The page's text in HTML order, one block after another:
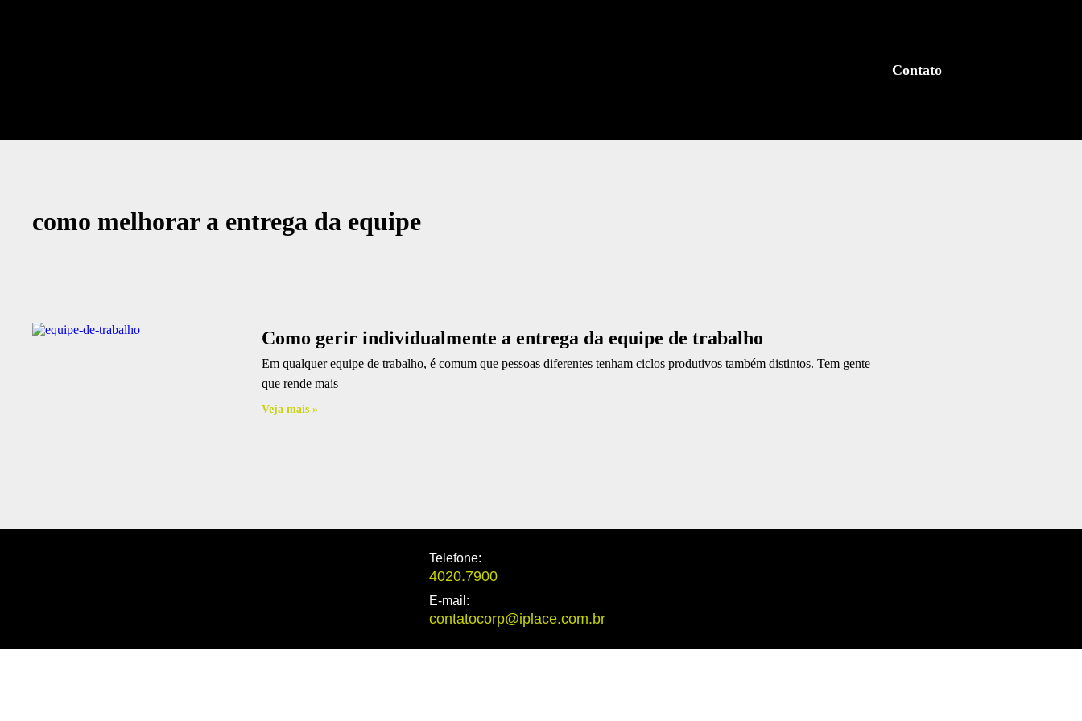
Contato
como melhorar a entrega da equipe
Como gerir individualmente a entrega da equipe de trabalho
Em qualquer equipe de trabalho, é comum que pessoas diferentes tenham ciclos produtivos também distintos. Tem gente
que rende mais
Veja mais »
Telefone:
4020.7900
E-mail:
contatocorp@iplace.com.br